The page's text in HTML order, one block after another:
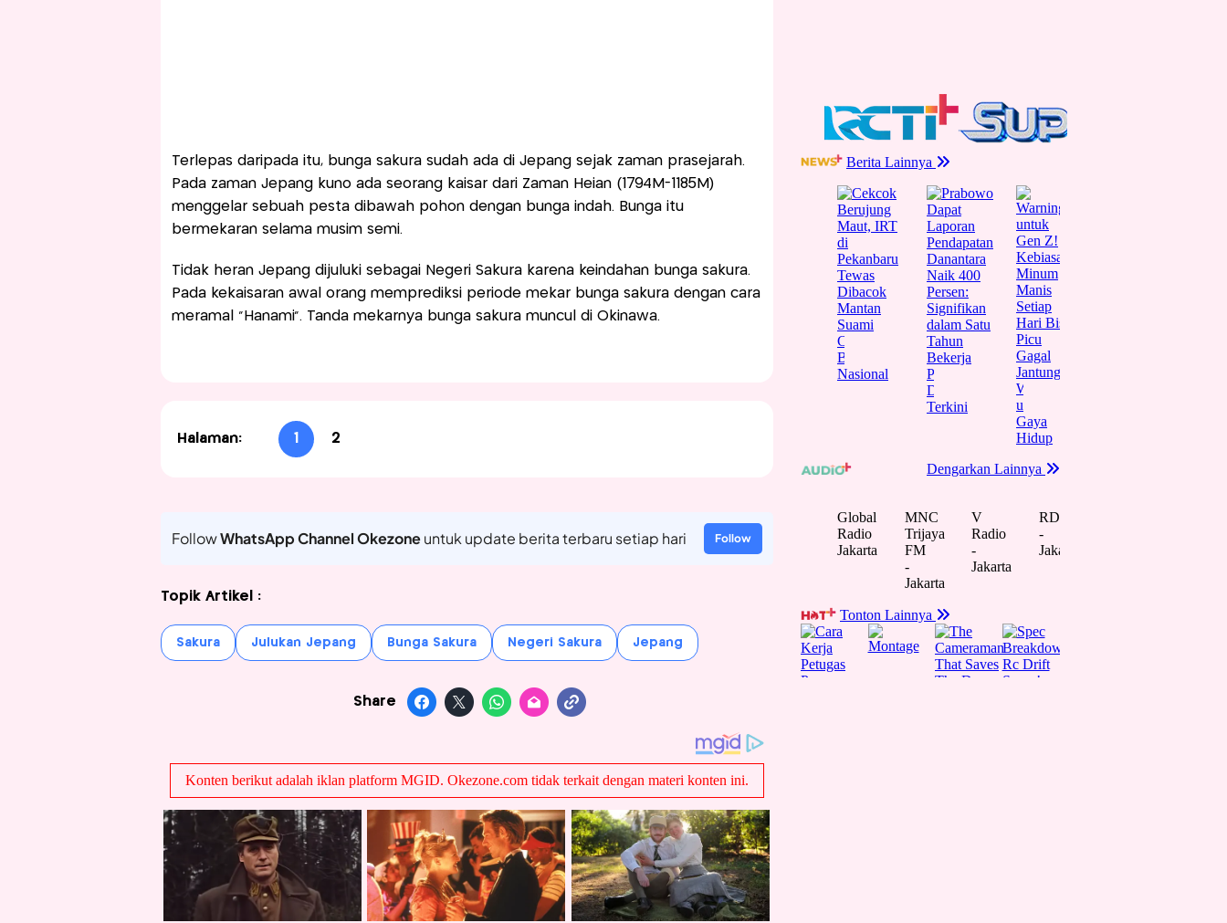
Terlepas daripada itu, bunga sakura sudah ada di Jepang sejak zaman prasejarah.
Pada zaman Jepang kuno ada seorang kaisar dari Zaman Heian (1794M-1185M)
menggelar sebuah pesta dibawah pohon dengan bunga indah. Bunga itu
bermekaran selama musim semi.
Tidak heran Jepang dijuluki sebagai Negeri Sakura karena keindahan bunga sakura.
Pada kekaisaran awal orang memprediksi periode mekar bunga sakura dengan cara
meramal “Hanami”. Tanda mekarnya bunga sakura muncul di Okinawa.
Halaman: 1 2
FollowWhatsApp Channel Okezoneuntuk update berita terbaru setiap hari Follow
Topik Artikel :
Sakura Julukan Jepang Bunga Sakura Negeri Sakura Jepang
Share